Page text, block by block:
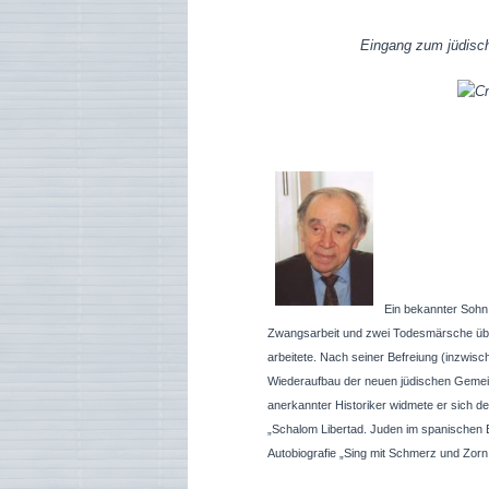
Eingang zum
Ein bekannter
Zwangsarbeit und zwei Todesmärsche
arbeitete. Nach seiner Befreiung
Wiederaufbau der neuen jüdischen
anerkannter Historiker widmete er sich
„Schalom Libertad. Juden im
Autobiografie „Sing mit Schmerz und